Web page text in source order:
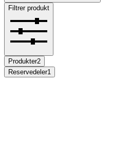
Filtrer produkt
Produkter2
Reservedeler1